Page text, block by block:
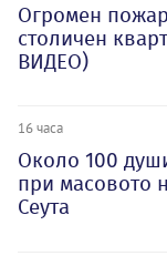
Огромен
столичен
ВИДЕО)
16 часа
Около 100
при масовото
Сеута